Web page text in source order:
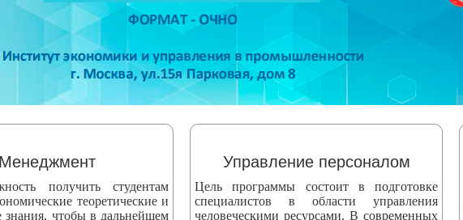
Менеджмент
получить студентам
теоретические и
знания, чтобы в дальнейшем
Управление персоналом
Цель программы состоит в подготовке
специалистов в области управления
человеческими ресурсами. В современных